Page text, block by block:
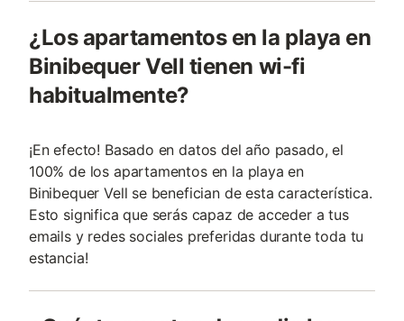
¿Los apartamentos en la playa en
Binibequer Vell tienen wi-fi
habitualmente?
¡En efecto! Basado en datos del año pasado, el
100% de los apartamentos en la playa en
Binibequer Vell se benefician de esta característica.
Esto significa que serás capaz de acceder a tus
emails y redes sociales preferidas durante toda tu
estancia!